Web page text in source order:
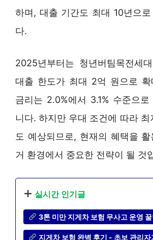
하며, 대출 기간도 최대 10년으
다.
2025년부터는 청년버팀목전세
대출 한도가 최대 2억 원으로 확
금리는 2.0%에서 3.1% 수준으
니다. 하지만 우대 조건에 따라 최
도 예상되므로, 현재의 혜택을
거 환경에서 중요한 전략이 될 것
실시간 인기글
3톤 미만 지게차 보험 무사고 운영
지게차 보험 완벽 후기 - 초보 관리